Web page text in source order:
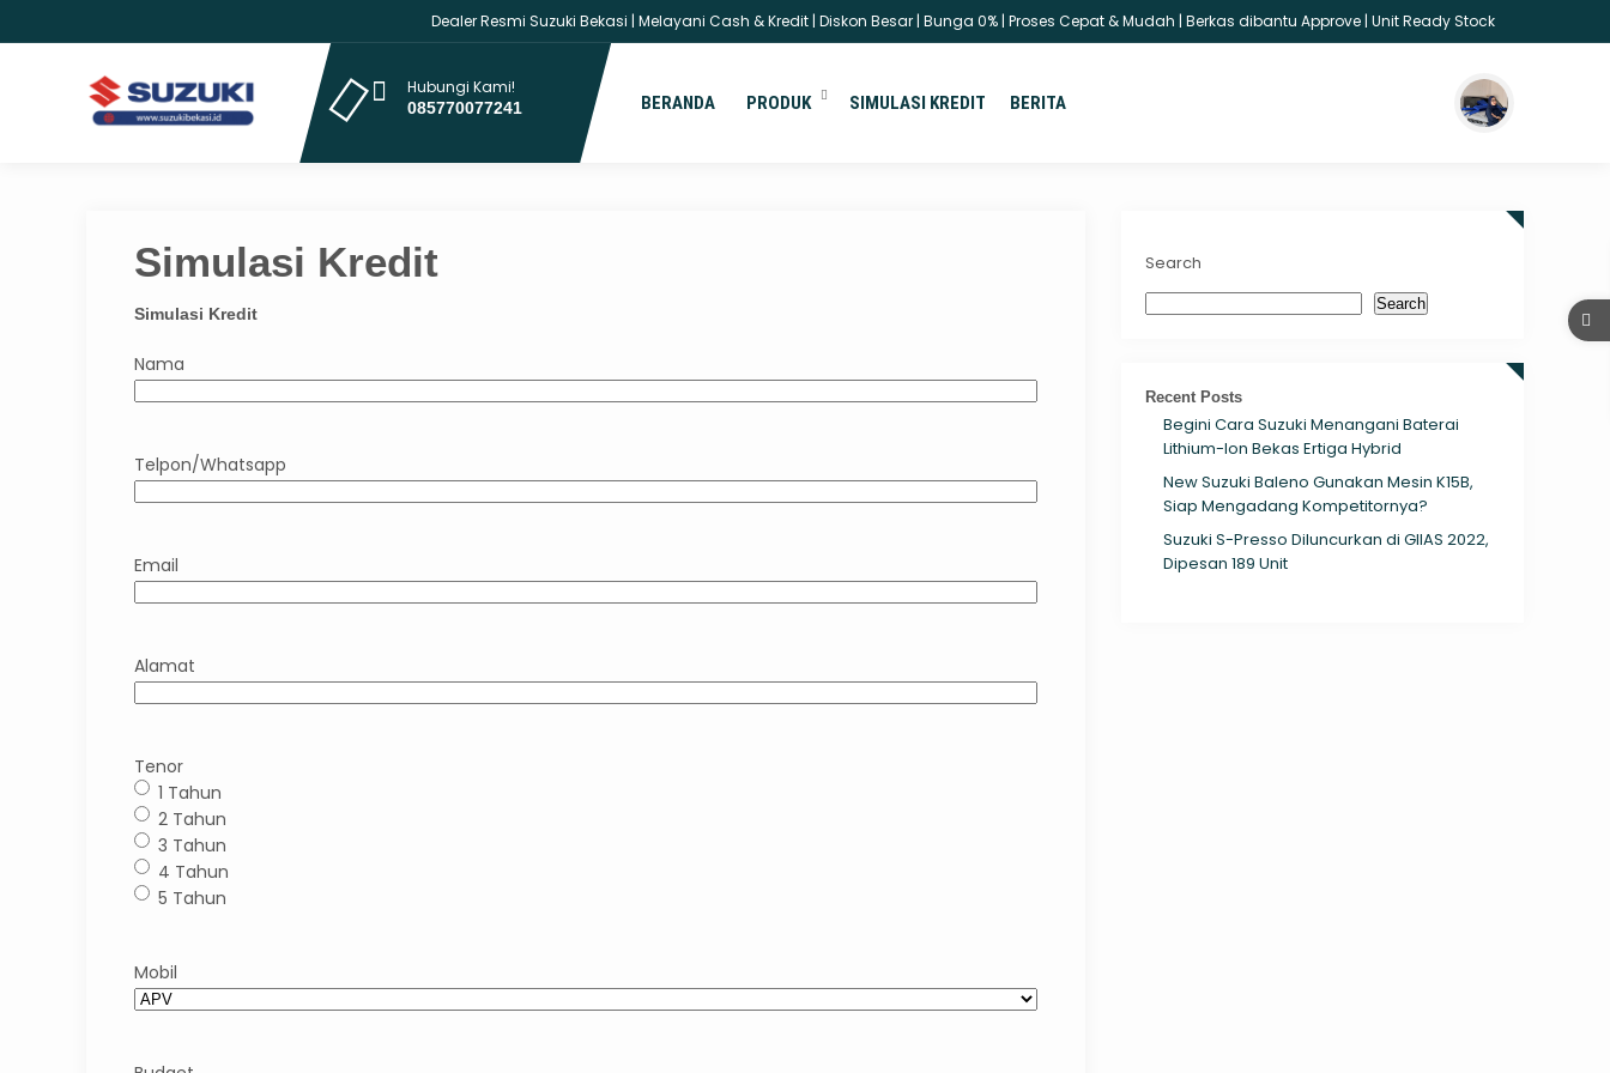
Dealer Resmi Suzuki Bekasi | Melayani Cash & Kredit | Diskon Besar | Bunga 0% | Proses Cepat & Mudah | Berkas dibantu Approve | Unit Ready Stock
Hubungi Kami!
085770077241 BERANDA PRODUK SIMULASI KREDIT BERITA
You are here :Beranda/Simulasi Kredit
Simulasi Kredit
Simulasi Kredit
Nama
Telpon/Whatsapp
Email
Alamat
Tenor
1 Tahun
2 Tahun
3 Tahun
4 Tahun
5 Tahun
Mobil
Search
Search
Recent Posts
Begini Cara Suzuki Menangani Baterai
Lithium-Ion Bekas Ertiga Hybrid
New Suzuki Baleno Gunakan Mesin K15B,
Siap Mengadang Kompetitornya?
Suzuki S-Presso Diluncurkan di GIIAS 2022,
Dipesan 189 Unit